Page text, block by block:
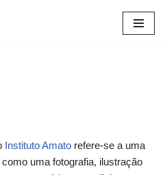
Instituto Amato refere-se a uma
uma fotografia, ilustração